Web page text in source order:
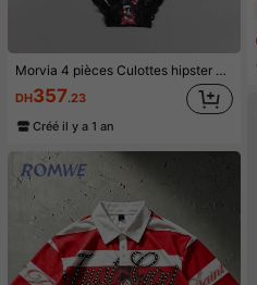
Morvia 4 pièces Culottes hipster en dentelle contrastée gothique, Culottes intimes imprimées crâne & squelette d'Halloween, Sous-vêtements & lingerie pour femmes
DH357.23
Créé il y a 1 an